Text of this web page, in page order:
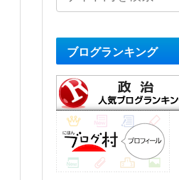
ブログランキング